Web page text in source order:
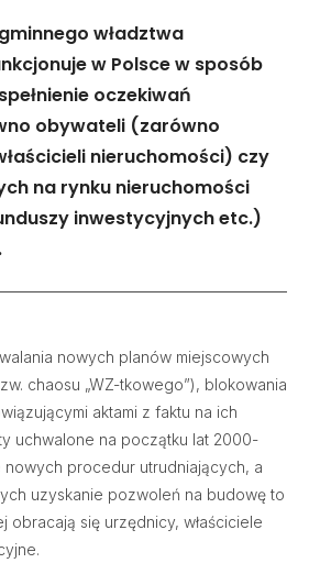
władztwa
w Polsce w sposób
oczekiwań
obywateli (zarówno
nieruchomości) czy
na rynku nieruchomości
inwestycyjnych etc.)
nowych planów miejscowych
chaosu „WZ-tkowego”), blokowania
aktami z faktu na ich
uchwalone na początku lat 2000-
procedur utrudniających, a
uzyskanie pozwoleń na budowę to
obracają się urzędnicy, właściciele